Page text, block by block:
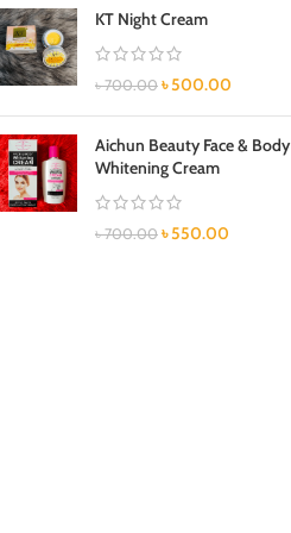
KT Night Cream
৳700.00 ৳500.00
Aichun Beauty Face & Body
Whitening Cream
৳700.00 ৳550.00